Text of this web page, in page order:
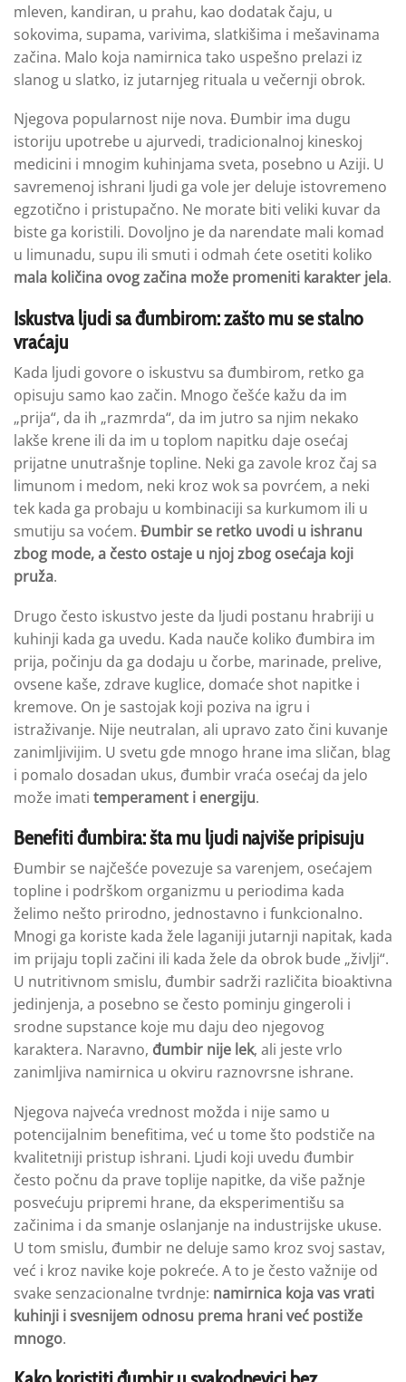
mleven, kandiran, u prahu, kao dodatak čaju, u
sokovima, supama, varivima, slatkišima i mešavinama
začina. Malo koja namirnica tako uspešno prelazi iz
slanog u slatko, iz jutarnjeg rituala u večernji obrok.
Njegova popularnost nije nova. Đumbir ima dugu
istoriju upotrebe u ajurvedi, tradicionalnoj kineskoj
medicini i mnogim kuhinjama sveta, posebno u Aziji. U
savremenoj ishrani ljudi ga vole jer deluje istovremeno
egzotično i pristupačno. Ne morate biti veliki kuvar da
biste ga koristili. Dovoljno je da narendate mali komad
u limunadu, supu ili smuti i odmah ćete osetiti koliko
mala količina ovog začina može promeniti karakter jela.
Iskustva ljudi sa đumbirom: zašto mu se stalno
vraćaju
Kada ljudi govore o iskustvu sa đumbirom, retko ga
opisuju samo kao začin. Mnogo češće kažu da im
„prija“, da ih „razmrda“, da im jutro sa njim nekako
lakše krene ili da im u toplom napitku daje osećaj
prijatne unutrašnje topline. Neki ga zavole kroz čaj sa
limunom i medom, neki kroz wok sa povrćem, a neki
tek kada ga probaju u kombinaciji sa kurkumom ili u
smutiju sa voćem. Đumbir se retko uvodi u ishranu
zbog mode, a često ostaje u njoj zbog osećaja koji
pruža.
Drugo često iskustvo jeste da ljudi postanu hrabriji u
kuhinji kada ga uvedu. Kada nauče koliko đumbira im
prija, počinju da ga dodaju u čorbe, marinade, prelive,
ovsene kaše, zdrave kuglice, domaće shot napitke i
kremove. On je sastojak koji poziva na igru i
istraživanje. Nije neutralan, ali upravo zato čini kuvanje
zanimljivijim. U svetu gde mnogo hrane ima sličan, blag
i pomalo dosadan ukus, đumbir vraća osećaj da jelo
može imati temperament i energiju.
Benefiti đumbira: šta mu ljudi najviše pripisuju
Đumbir se najčešće povezuje sa varenjem, osećajem
topline i podrškom organizmu u periodima kada
želimo nešto prirodno, jednostavno i funkcionalno.
Mnogi ga koriste kada žele laganiji jutarnji napitak, kada
im prijaju topli začini ili kada žele da obrok bude „življi“.
U nutritivnom smislu, đumbir sadrži različita bioaktivna
jedinjenja, a posebno se često pominju gingeroli i
srodne supstance koje mu daju deo njegovog
karaktera. Naravno, đumbir nije lek, ali jeste vrlo
zanimljiva namirnica u okviru raznovrsne ishrane.
Njegova najveća vrednost možda i nije samo u
potencijalnim benefitima, već u tome što podstiče na
kvalitetniji pristup ishrani. Ljudi koji uvedu đumbir
često počnu da prave toplije napitke, da više pažnje
posvećuju pripremi hrane, da eksperimentišu sa
začinima i da smanje oslanjanje na industrijske ukuse.
U tom smislu, đumbir ne deluje samo kroz svoj sastav,
već i kroz navike koje pokreće. A to je često važnije od
svake senzacionalne tvrdnje: namirnica koja vas vrati
kuhinji i svesnijem odnosu prema hrani već postiže
mnogo.